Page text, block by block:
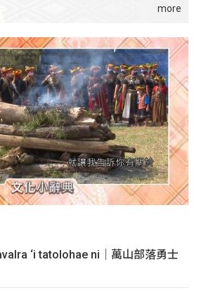
‘i tatolohae ni｜萬山部落勇士